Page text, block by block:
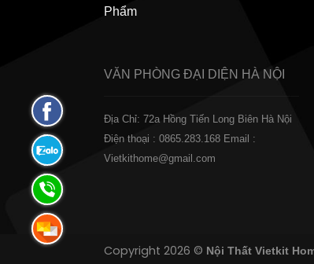
Phẩm
VĂN PHÒNG ĐẠI DIỆN HÀ NỘI
Địa Chỉ: 72a Hồng Tiến Long Biên Hà Nội
Điện thoại : 0865.283.168 Email :
Vietkithome@gmail.com
Copyright 2026 © Nội Thất Vietkit
Fanpage
Facebook
Zalo:
0865.283.168
Hotline:
0865.283.168
Hotline:
0865.283.168